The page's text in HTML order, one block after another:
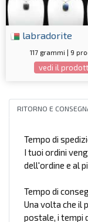
labradorite
117 grammi | 9
vedi il
RITORNO E
Tempo di
I tuoi ordini
dell'ordine e al
Tempo di
Una volta che il
postale, i tempi